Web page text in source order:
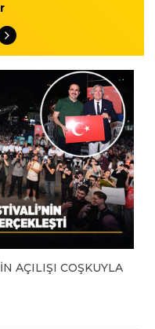
AÇILIŞI COŞKUYLA